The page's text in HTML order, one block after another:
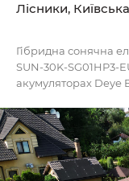
Лісники,
Гібридна сонячна
SUN-30K-SG01HP3-
акумуляторах Deye